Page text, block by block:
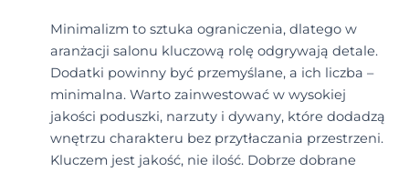
Minimalizm to sztuka ograniczenia, dlatego w
aranżacji salonu kluczową rolę odgrywają detale.
Dodatki powinny być przemyślane, a ich liczba –
minimalna. Warto zainwestować w wysokiej
jakości poduszki, narzuty i dywany, które dodadzą
wnętrzu charakteru bez przytłaczania przestrzeni.
Kluczem jest jakość, nie ilość. Dobrze dobrane